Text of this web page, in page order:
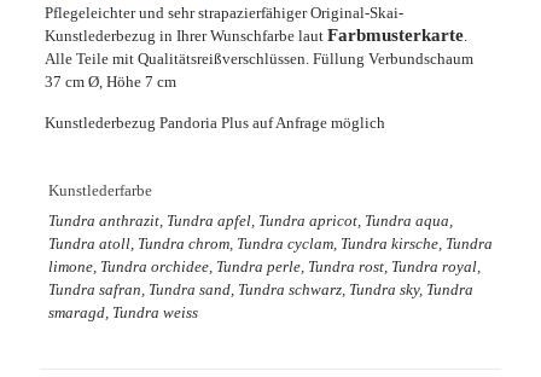
Pflegeleichter und sehr strapazierfähiger Original-Skai-
Kunstlederbezug in Ihrer Wunschfarbe laut Farbmusterkarte.
Alle Teile mit Qualitätsreißverschlüssen. Füllung Verbundschaum
37 cm Ø, Höhe 7 cm
Kunstlederbezug Pandoria Plus auf Anfrage möglich
Kunstlederfarbe
Tundra anthrazit, Tundra apfel, Tundra apricot, Tundra aqua,
Tundra atoll, Tundra chrom, Tundra cyclam, Tundra kirsche, Tundra
limone, Tundra orchidee, Tundra perle, Tundra rost, Tundra royal,
Tundra safran, Tundra sand, Tundra schwarz, Tundra sky, Tundra
smaragd, Tundra weiss